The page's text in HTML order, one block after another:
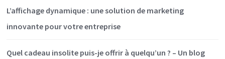
L’affichage dynamique : une solution de marketing
innovante pour votre entreprise
Quel cadeau insolite puis-je offrir à quelqu’un ? – Un blog